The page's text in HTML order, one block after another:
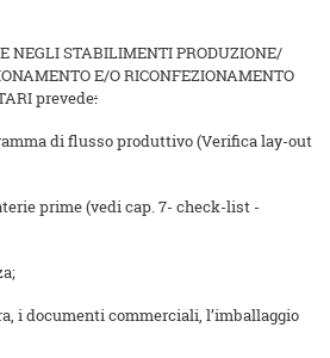
NEGLI STABILIMENTI PRODUZIONE/
E/O RICONFEZIONAMENTO
prevede:
di flusso produttivo (Verifica lay-out
prime (vedi cap. 7- check-list -
commerciali, l’imballaggio